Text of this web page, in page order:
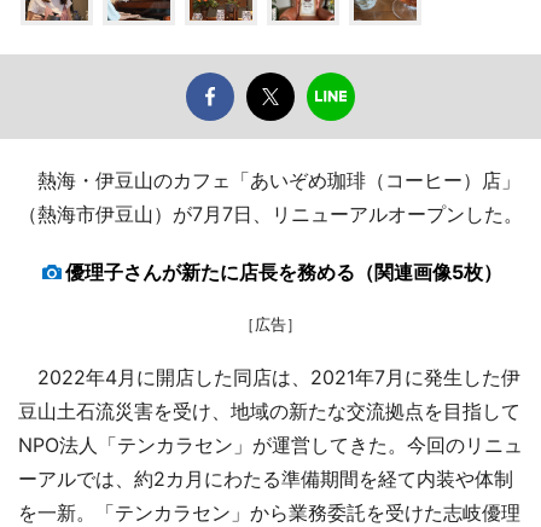
熱海・伊豆山のカフェ「あいぞめ珈琲（コーヒー）店」
（熱海市伊豆山）が7月7日、リニューアルオープンした。
優理子さんが新たに店長を務める（関連画像5枚）
［広告］
2022年4月に開店した同店は、2021年7月に発生した伊
豆山土石流災害を受け、地域の新たな交流拠点を目指して
NPO法人「テンカラセン」が運営してきた。今回のリニュ
ーアルでは、約2カ月にわたる準備期間を経て内装や体制
を一新。「テンカラセン」から業務委託を受けた志岐優理